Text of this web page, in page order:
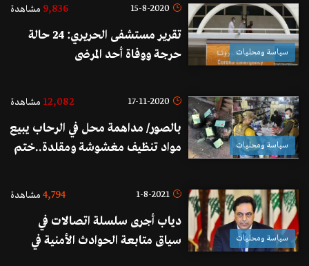
سياسة ومحليات
15-8-2020
9,836 مشاهدة
تقرير مستشفى الحريري: 24 حالة
حرجة ووفاة أحد المرضى
سياسة ومحليات
17-11-2020
12,082 مشاهدة
بالصور/ مداهمة محل في الرحاب يبيع
مواد تنظيف مغشوشة ومقلدة..ختم
آخرين للتحقيق
سياسة ومحليات
1-8-2021
4,794 مشاهدة
دياب أجرى سلسلة اتصالات في
سياق متابعة الحوادث الأمنية في